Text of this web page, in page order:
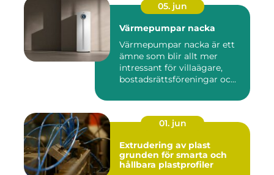
05. jun
Värmepumpar nacka
Värmepumpar nacka är ett
ämne som blir allt mer
intressant för villaägare,
bostadsrättsföreningar oc...
01. jun
Extrudering av plast
grunden för smarta och
hållbara plastprofiler